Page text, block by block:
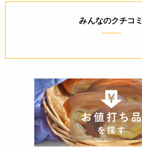
みんなのクチコミ